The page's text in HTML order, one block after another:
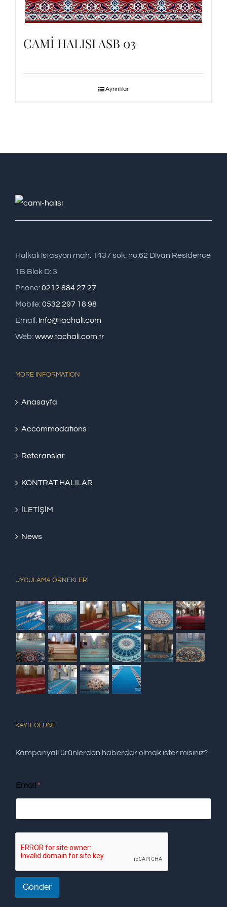
CAMİ HALISI ASB 03
Ayrıntılar
Halkalı istasyon mah. 1437 sok. no:62 Divan Residence
1B Blok D: 3
Phone:0212 884 27 27
Mobile:0532 297 18 98
Email: info@tachali.com
Web:www.tachali.com.tr
MORE INFORMATION
Anasayfa
Accommodations
Referanslar
KONTRAT HALILAR
İLETİŞİM
News
UYGULAMA ÖRNEKLERİ
KAYIT OLUN!
Kampanyalı ürünlerden haberdar olmak ister misiniz?
Email *
Gönder